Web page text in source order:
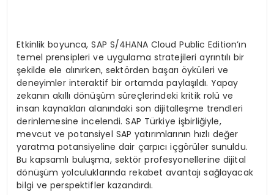
Etkinlik boyunca, SAP S/4HANA Cloud Public Edition’ın
temel prensipleri ve uygulama stratejileri ayrıntılı bir
şekilde ele alınırken, sektörden başarı öyküleri ve
deneyimler interaktif bir ortamda paylaşıldı. Yapay
zekanın akıllı dönüşüm süreçlerindeki kritik rolü ve
insan kaynakları alanındaki son dijitalleşme trendleri
derinlemesine incelendi. SAP Türkiye işbirliğiyle,
mevcut ve potansiyel SAP yatırımlarının hızlı değer
yaratma potansiyeline dair çarpıcı içgörüler sunuldu.
Bu kapsamlı buluşma, sektör profesyonellerine dijital
dönüşüm yolculuklarında rekabet avantajı sağlayacak
bilgi ve perspektifler kazandırdı.